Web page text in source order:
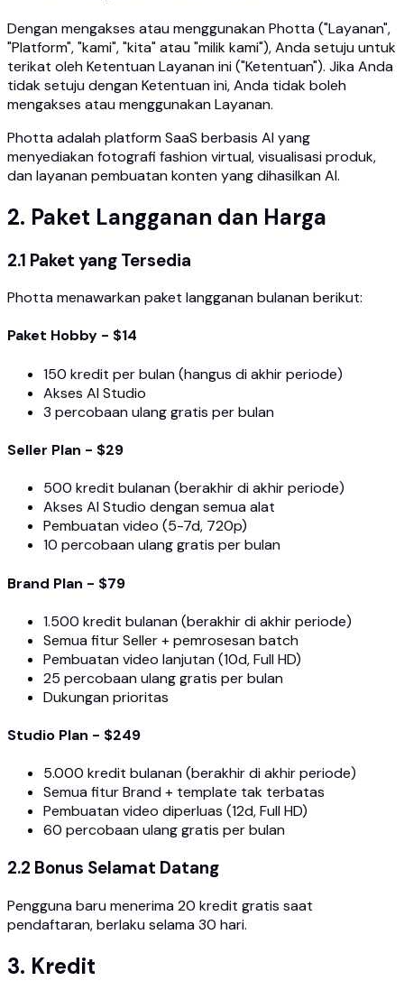
Dengan mengakses atau menggunakan Photta ("Layanan",
"Platform", "kami", "kita" atau "milik kami"), Anda setuju untuk
terikat oleh Ketentuan Layanan ini ("Ketentuan"). Jika Anda
tidak setuju dengan Ketentuan ini, Anda tidak boleh
mengakses atau menggunakan Layanan.
Photta adalah platform SaaS berbasis AI yang
menyediakan fotografi fashion virtual, visualisasi produk,
dan layanan pembuatan konten yang dihasilkan AI.
2. Paket Langganan dan Harga
2.1 Paket yang Tersedia
Photta menawarkan paket langganan bulanan berikut:
Paket Hobby - $14
150 kredit per bulan (hangus di akhir periode)
Akses AI Studio
3 percobaan ulang gratis per bulan
Seller Plan - $29
500 kredit bulanan (berakhir di akhir periode)
Akses AI Studio dengan semua alat
Pembuatan video (5-7d, 720p)
10 percobaan ulang gratis per bulan
Brand Plan - $79
1.500 kredit bulanan (berakhir di akhir periode)
Semua fitur Seller + pemrosesan batch
Pembuatan video lanjutan (10d, Full HD)
25 percobaan ulang gratis per bulan
Dukungan prioritas
Studio Plan - $249
5.000 kredit bulanan (berakhir di akhir periode)
Semua fitur Brand + template tak terbatas
Pembuatan video diperluas (12d, Full HD)
60 percobaan ulang gratis per bulan
2.2 Bonus Selamat Datang
Pengguna baru menerima 20 kredit gratis saat
pendaftaran, berlaku selama 30 hari.
3. Kredit